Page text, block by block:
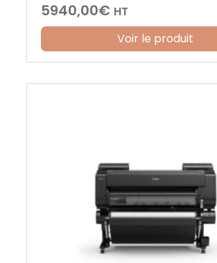
5940,00€ HT
Voir le produit